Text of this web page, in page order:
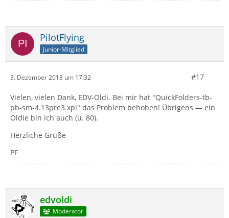
PilotFlying
Junior-Mitglied
3. Dezember 2018 um 17:32 #17
Vielen, vielen Dank, EDV-Oldi. Bei mir hat "QuickFolders-tb-
pb-sm-4.13pre3.xpi" das Problem behoben! Übrigens — ein
Oldie bin ich auch (ü. 80).
Herzliche Grüße
PF
edvoldi
Moderator